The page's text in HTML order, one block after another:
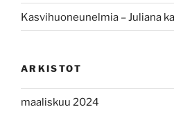
Kasvihuoneunelmia – Juliana
ARKISTOT
maaliskuu 2024